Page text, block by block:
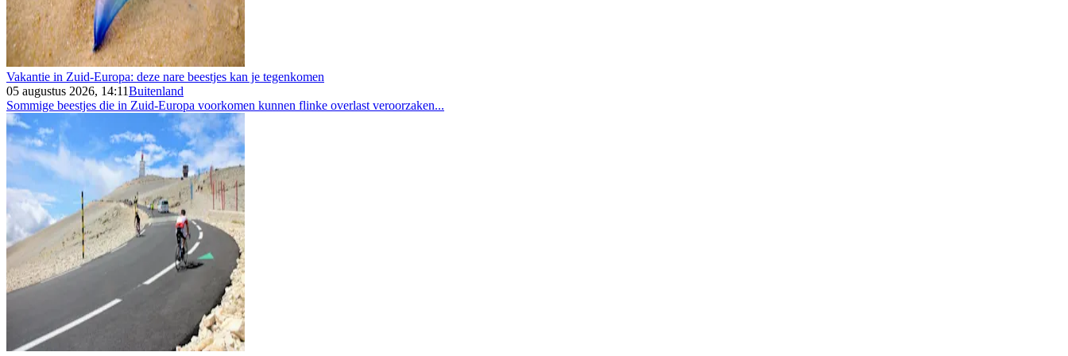
Vakantie in Zuid-Europa: deze nare beestjes kan je tegenkomen
05 augustus 2026, 14:11Buitenland
Sommige beestjes die in Zuid-Europa voorkomen kunnen flinke overlast veroorzaken...